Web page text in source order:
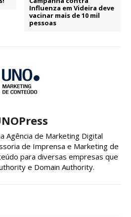
Influenza em Videira deve
vacinar mais de 10 mil
pessoas
Agência de Marketing Digital
de Imprensa e Marketing de
para diversas empresas que
e Domain Authority.